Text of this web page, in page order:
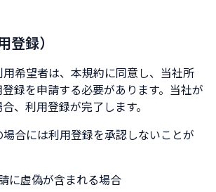
登録）
希望者は、本規約に同意し、当社所
録を申請する必要があります。当社が
、利用登録が完了します。
合には利用登録を承認しないことが
に虚偽が含まれる場合